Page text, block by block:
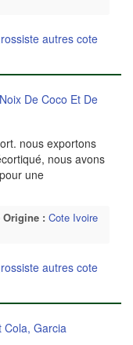
autres cote
De Coco Et De
nous exportons
nous avons
une
Origine : Cote Ivoire
autres cote
Cola, Garcia